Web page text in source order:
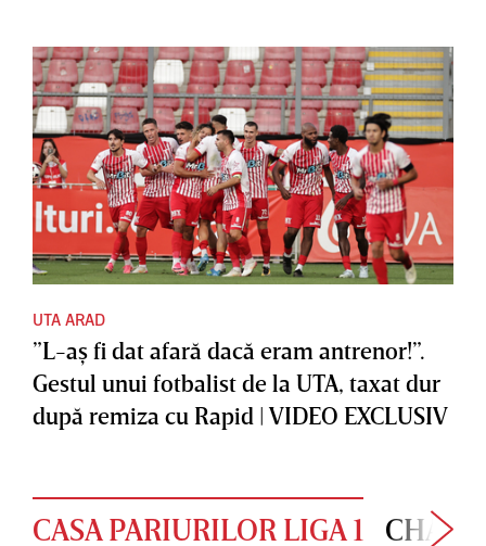
UTA ARAD
”L-aş fi dat afară dacă eram antrenor!”.
Gestul unui fotbalist de la UTA, taxat dur
după remiza cu Rapid | VIDEO EXCLUSIV
CASA PARIURILOR LIGA 1